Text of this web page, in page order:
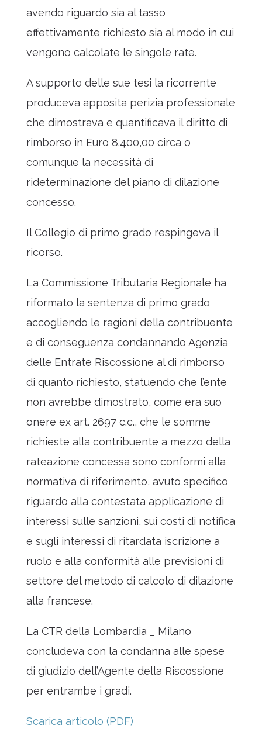
avendo riguardo sia al tasso
effettivamente richiesto sia al modo in cui
vengono calcolate le singole rate.
A supporto delle sue tesi la ricorrente
produceva apposita perizia professionale
che dimostrava e quantificava il diritto di
rimborso in Euro 8.400,00 circa o
comunque la necessità di
rideterminazione del piano di dilazione
concesso.
Il Collegio di primo grado respingeva il
ricorso.
La Commissione Tributaria Regionale ha
riformato la sentenza di primo grado
accogliendo le ragioni della contribuente
e di conseguenza condannando Agenzia
delle Entrate Riscossione al di rimborso
di quanto richiesto, statuendo che l’ente
non avrebbe dimostrato, come era suo
onere ex art. 2697 c.c., che le somme
richieste alla contribuente a mezzo della
rateazione concessa sono conformi alla
normativa di riferimento, avuto specifico
riguardo alla contestata applicazione di
interessi sulle sanzioni, sui costi di notifica
e sugli interessi di ritardata iscrizione a
ruolo e alla conformità alle previsioni di
settore del metodo di calcolo di dilazione
alla francese.
La CTR della Lombardia _ Milano
concludeva con la condanna alle spese
di giudizio dell’Agente della Riscossione
per entrambe i gradi.
Scarica articolo (PDF)